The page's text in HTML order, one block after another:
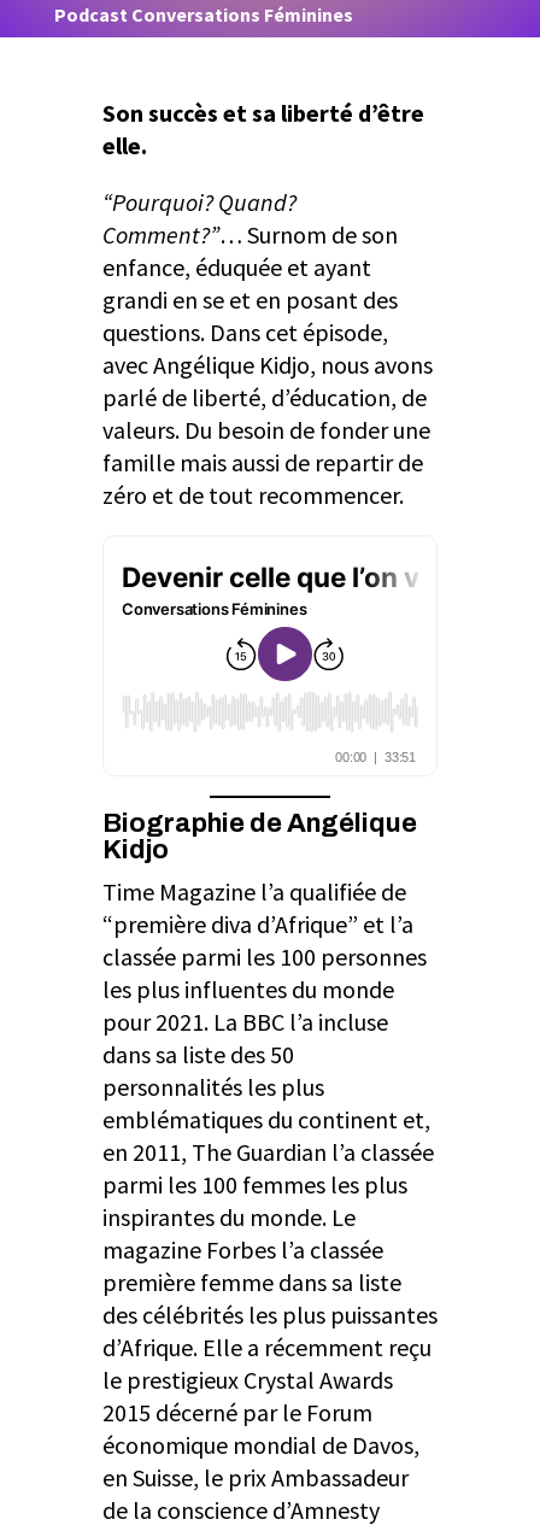
Podcast Conversations Féminines
Son succès et sa liberté d’être
elle.
“Pourquoi? Quand?
Comment?”… Surnom de son
enfance, éduquée et ayant
grandi en se et en posant des
questions. Dans cet épisode,
avec Angélique Kidjo, nous avons
parlé de liberté, d’éducation, de
valeurs. Du besoin de fonder une
famille mais aussi de repartir de
zéro et de tout recommencer.
Biographie de Angélique
Kidjo
Time Magazine l’a qualifiée de
“première diva d’Afrique” et l’a
classée parmi les 100 personnes
les plus influentes du monde
pour 2021. La BBC l’a incluse
dans sa liste des 50
personnalités les plus
emblématiques du continent et,
en 2011, The Guardian l’a classée
parmi les 100 femmes les plus
inspirantes du monde. Le
magazine Forbes l’a classée
première femme dans sa liste
des célébrités les plus puissantes
d’Afrique. Elle a récemment reçu
le prestigieux Crystal Awards
2015 décerné par le Forum
économique mondial de Davos,
en Suisse, le prix Ambassadeur
de la conscience d’Amnesty